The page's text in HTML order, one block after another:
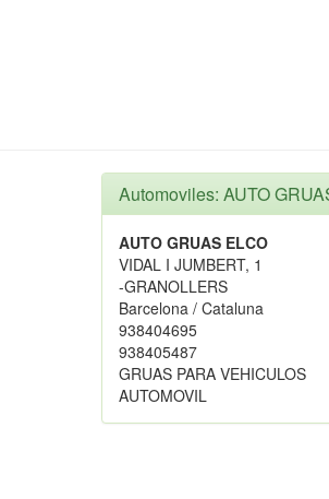
Automoviles: AUTO
AUTO GRUAS ELCO
VIDAL I JUMBERT, 1
-GRANOLLERS
Barcelona / Cataluna
938404695
938405487
GRUAS PARA VEHICULOS
AUTOMOVIL